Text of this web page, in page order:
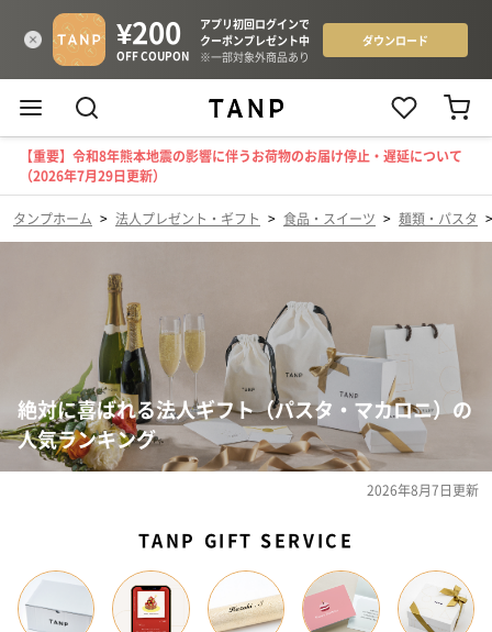
【重要】令和8年熊本地震の影響に伴うお荷物のお届け停止・遅延について
（2026年7月29日更新）
タンプホーム > 法人プレゼント・ギフト > 食品・スイーツ > 麺類・パスタ
絶対に喜ばれる法人ギフト（パスタ・マカロニ）の
人気ランキング
2026年8月7日更新
TANP GIFT SERVICE